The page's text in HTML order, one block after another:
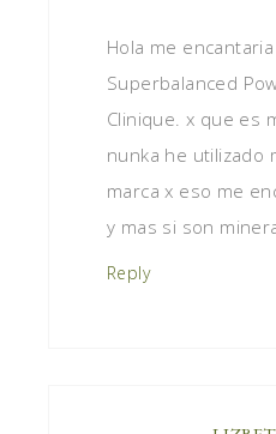
Hola me
Superbalanced
Clinique. x que es
nunka he utilizado
marca x eso me
y mas si son
Reply